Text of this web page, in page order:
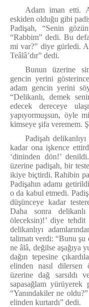
Adam iman etti.
eskiden olduğu gibi
Padişah, “Senin
“Rabbim” dedi. Bu
mi var?” diye gürledi.
Teâlâ’dır” dedi.
Bunun üzerine
gencin yerini
adam gencin yerini
“Delikanlı, demek
edecek dereceye
yapıyormuşsun, öyle
kimseye şifa veremem.
Padişah
kadar ona işkence
‘dininden dön!’
üzerine padişah, bir
ikiye biçtirdi. Rahibin
Padişahın adamı
o da kabul etmedi.
düşünceye kadar
Daha sonra
öleceksin)!’ diye
delikanlıyı
talimatı verdi: “Bunu şu
ne âlâ, değilse aşağıya
dağın tepesine
elinden nasıl dilersen
üzerine dağ sarsıldı
sapasağlam yürüyerek
“Yanındakiler ne
elinden kurtardı” dedi.